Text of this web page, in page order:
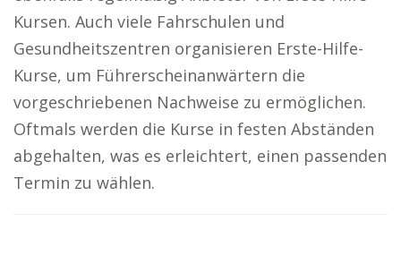
Kursen. Auch viele Fahrschulen und
Gesundheitszentren organisieren Erste-Hilfe-
Kurse, um Führerscheinanwärtern die
vorgeschriebenen Nachweise zu ermöglichen.
Oftmals werden die Kurse in festen Abständen
abgehalten, was es erleichtert, einen passenden
Termin zu wählen.